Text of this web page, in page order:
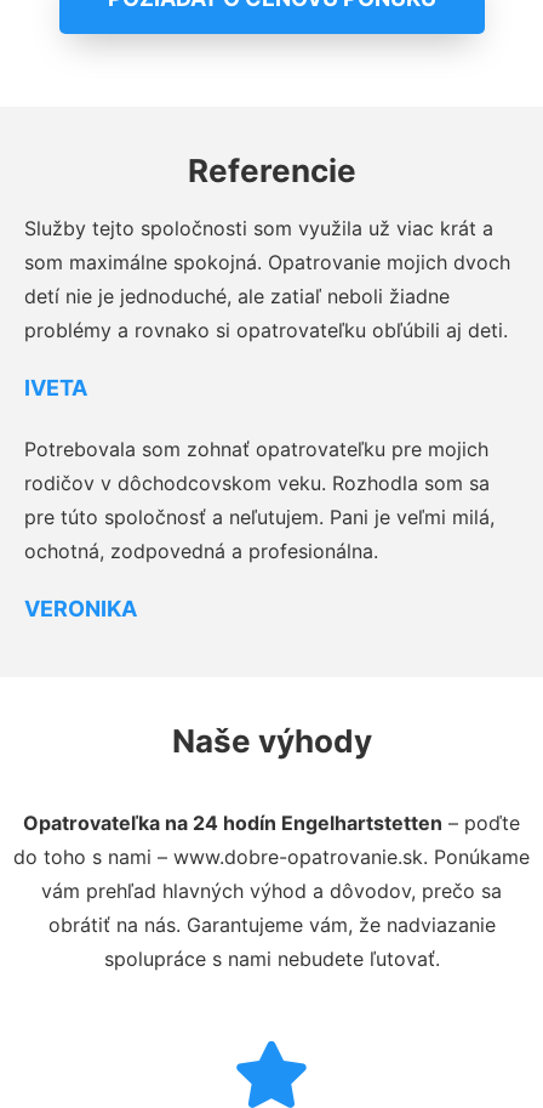
Referencie
Služby tejto spoločnosti som využila už viac krát a
som maximálne spokojná. Opatrovanie mojich dvoch
detí nie je jednoduché, ale zatiaľ neboli žiadne
problémy a rovnako si opatrovateľku obľúbili aj deti.
IVETA
Potrebovala som zohnať opatrovateľku pre mojich
rodičov v dôchodcovskom veku. Rozhodla som sa
pre túto spoločnosť a neľutujem. Pani je veľmi milá,
ochotná, zodpovedná a profesionálna.
VERONIKA
Naše výhody
Opatrovateľka na 24 hodín Engelhartstetten – poďte
do toho s nami – www.dobre-opatrovanie.sk. Ponúkame
vám prehľad hlavných výhod a dôvodov, prečo sa
obrátiť na nás. Garantujeme vám, že nadviazanie
spolupráce s nami nebudete ľutovať.